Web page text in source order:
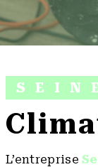
L’entreprise